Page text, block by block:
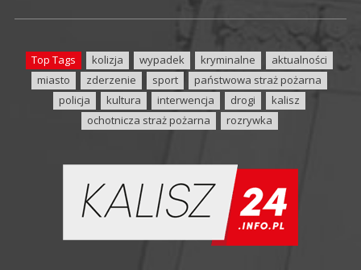
Top Tags kolizja wypadek kryminalne
aktualności
miasto
zderzenie sport
państwowa straż pożarna
policja
kultura interwencja drogi
kalisz
ochotnicza straż pożarna
rozrywka